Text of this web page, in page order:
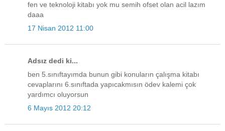
fen ve teknoloji kitabı yok mu semih ofset olan acil lazım
daaa
17 Nisan 2012 11:00
Adsız dedi ki...
ben 5.sınıftayımda bunun gibi konuların çalışma kitabı
cevaplarını 6.sınıftada yapıcakmısın ödev kalemi çok
yardımcı oluyorsun
6 Mayıs 2012 20:12